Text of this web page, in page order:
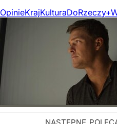
OpinieKrajKulturaDoRzeczy+